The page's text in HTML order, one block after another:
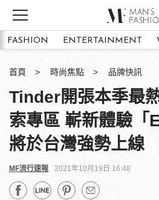
FASHION ENTERTAINMENT
首頁 時尚焦點 品牌快訊
Tinder開張本季最
索專區 嶄新體驗「
將於台灣強勢上線
MF流行速報 2021年10月19日 16:48